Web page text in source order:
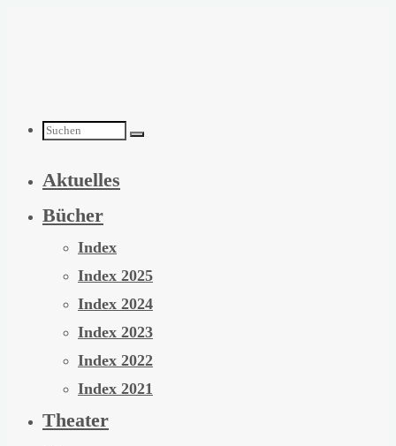
Suchen
nach:
Aktuelles
Bücher
Index
Index 2025
Index 2024
Index 2023
Index 2022
Index 2021
Theater